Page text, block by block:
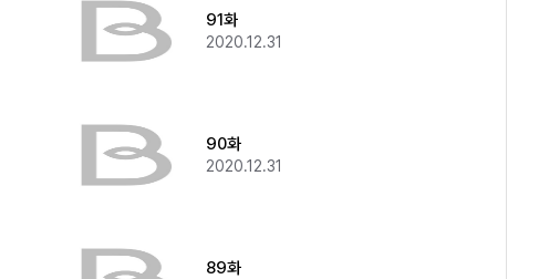
91화
2020.12.31
90화
2020.12.31
89화